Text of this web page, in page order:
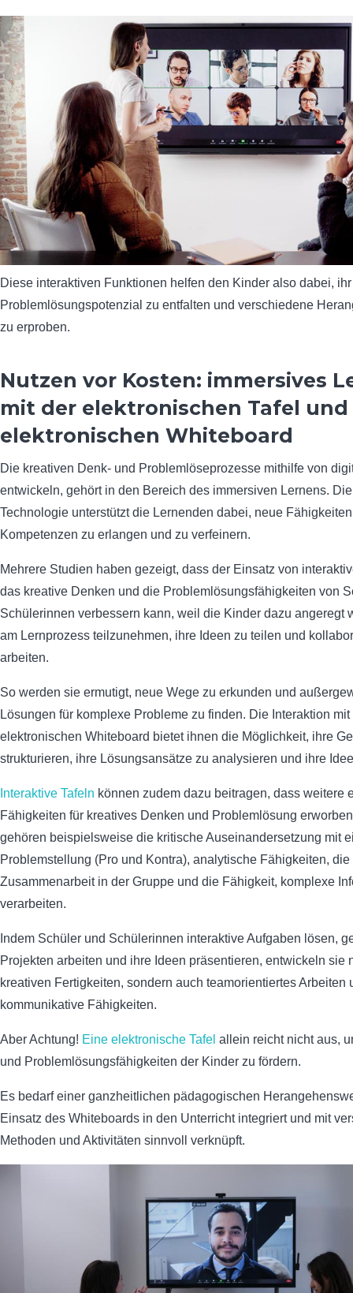
Diese interaktiven Funktionen helfen den Kinder also dabei, ihr
Problemlösungspotenzial zu entfalten und verschiedene
zu erproben.
Nutzen vor Kosten: immersives
mit der elektronischen Tafel und
elektronischen Whiteboard
Die kreativen Denk- und Problemlöseprozesse mithilfe von
entwickeln, gehört in den Bereich des immersiven Lernens.
Technologie unterstützt die Lernenden dabei, neue
Kompetenzen zu erlangen und zu verfeinern.
Mehrere Studien haben gezeigt, dass der Einsatz von
das kreative Denken und die Problemlösungsfähigkeiten von
Schülerinnen verbessern kann, weil die Kinder dazu angeregt
am Lernprozess teilzunehmen, ihre Ideen zu teilen und
arbeiten.
So werden sie ermutigt, neue Wege zu erkunden und
Lösungen für komplexe Probleme zu finden. Die Interaktion mit
elektronischen Whiteboard bietet ihnen die Möglichkeit, ihre
strukturieren, ihre Lösungsansätze zu analysieren und ihre
Interaktive Tafeln können zudem dazu beitragen, dass weitere
Fähigkeiten für kreatives Denken und Problemlösung
gehören beispielsweise die kritische Auseinandersetzung mit
Problemstellung (Pro und Kontra), analytische Fähigkeiten, die
Zusammenarbeit in der Gruppe und die Fähigkeit, komplexe
verarbeiten.
Indem Schüler und Schülerinnen interaktive Aufgaben lösen,
Projekten arbeiten und ihre Ideen präsentieren, entwickeln sie
kreativen Fertigkeiten, sondern auch teamorientiertes Arbeiten
kommunikative Fähigkeiten.
Aber Achtung! Eine elektronische Tafel allein reicht nicht aus,
und Problemlösungsfähigkeiten der Kinder zu fördern.
Es bedarf einer ganzheitlichen pädagogischen
Einsatz des Whiteboards in den Unterricht integriert und mit
Methoden und Aktivitäten sinnvoll verknüpft.